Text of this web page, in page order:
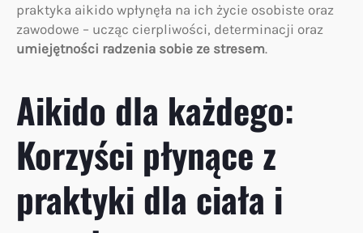
praktyka aikido wpłynęła na ich życie osobiste oraz
zawodowe – ucząc cierpliwości, determinacji oraz
umiejętności radzenia sobie ze stresem.
Aikido dla każdego:
Korzyści płynące z
praktyki dla ciała i